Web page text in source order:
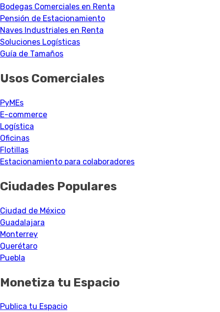
Bodegas Comerciales en Renta
Pensión de Estacionamiento
Naves Industriales en Renta
Soluciones Logísticas
Guía de Tamaños
Usos Comerciales
PyMEs
E-commerce
Logística
Oficinas
Flotillas
Estacionamiento para colaboradores
Ciudades Populares
Ciudad de México
Guadalajara
Monterrey
Querétaro
Puebla
Monetiza tu Espacio
Publica tu Espacio